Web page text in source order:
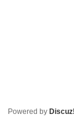
Powered by Discuz!